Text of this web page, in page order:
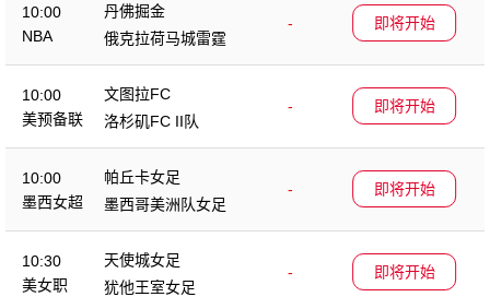
10:00
NBA
丹佛掘金
-
俄克拉荷马城雷霆
即将开始
10:00
美预备联
文图拉FC
-
洛杉矶FC II队
即将开始
10:00
墨西女超
帕丘卡女足
-
墨西哥美洲队女足
即将开始
10:30
美女职
天使城女足
-
犹他王室女足
即将开始